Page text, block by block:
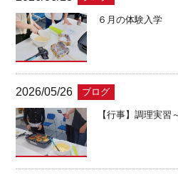
６月の体験入学
2026/05/26 ブログ
【行事】調理実習